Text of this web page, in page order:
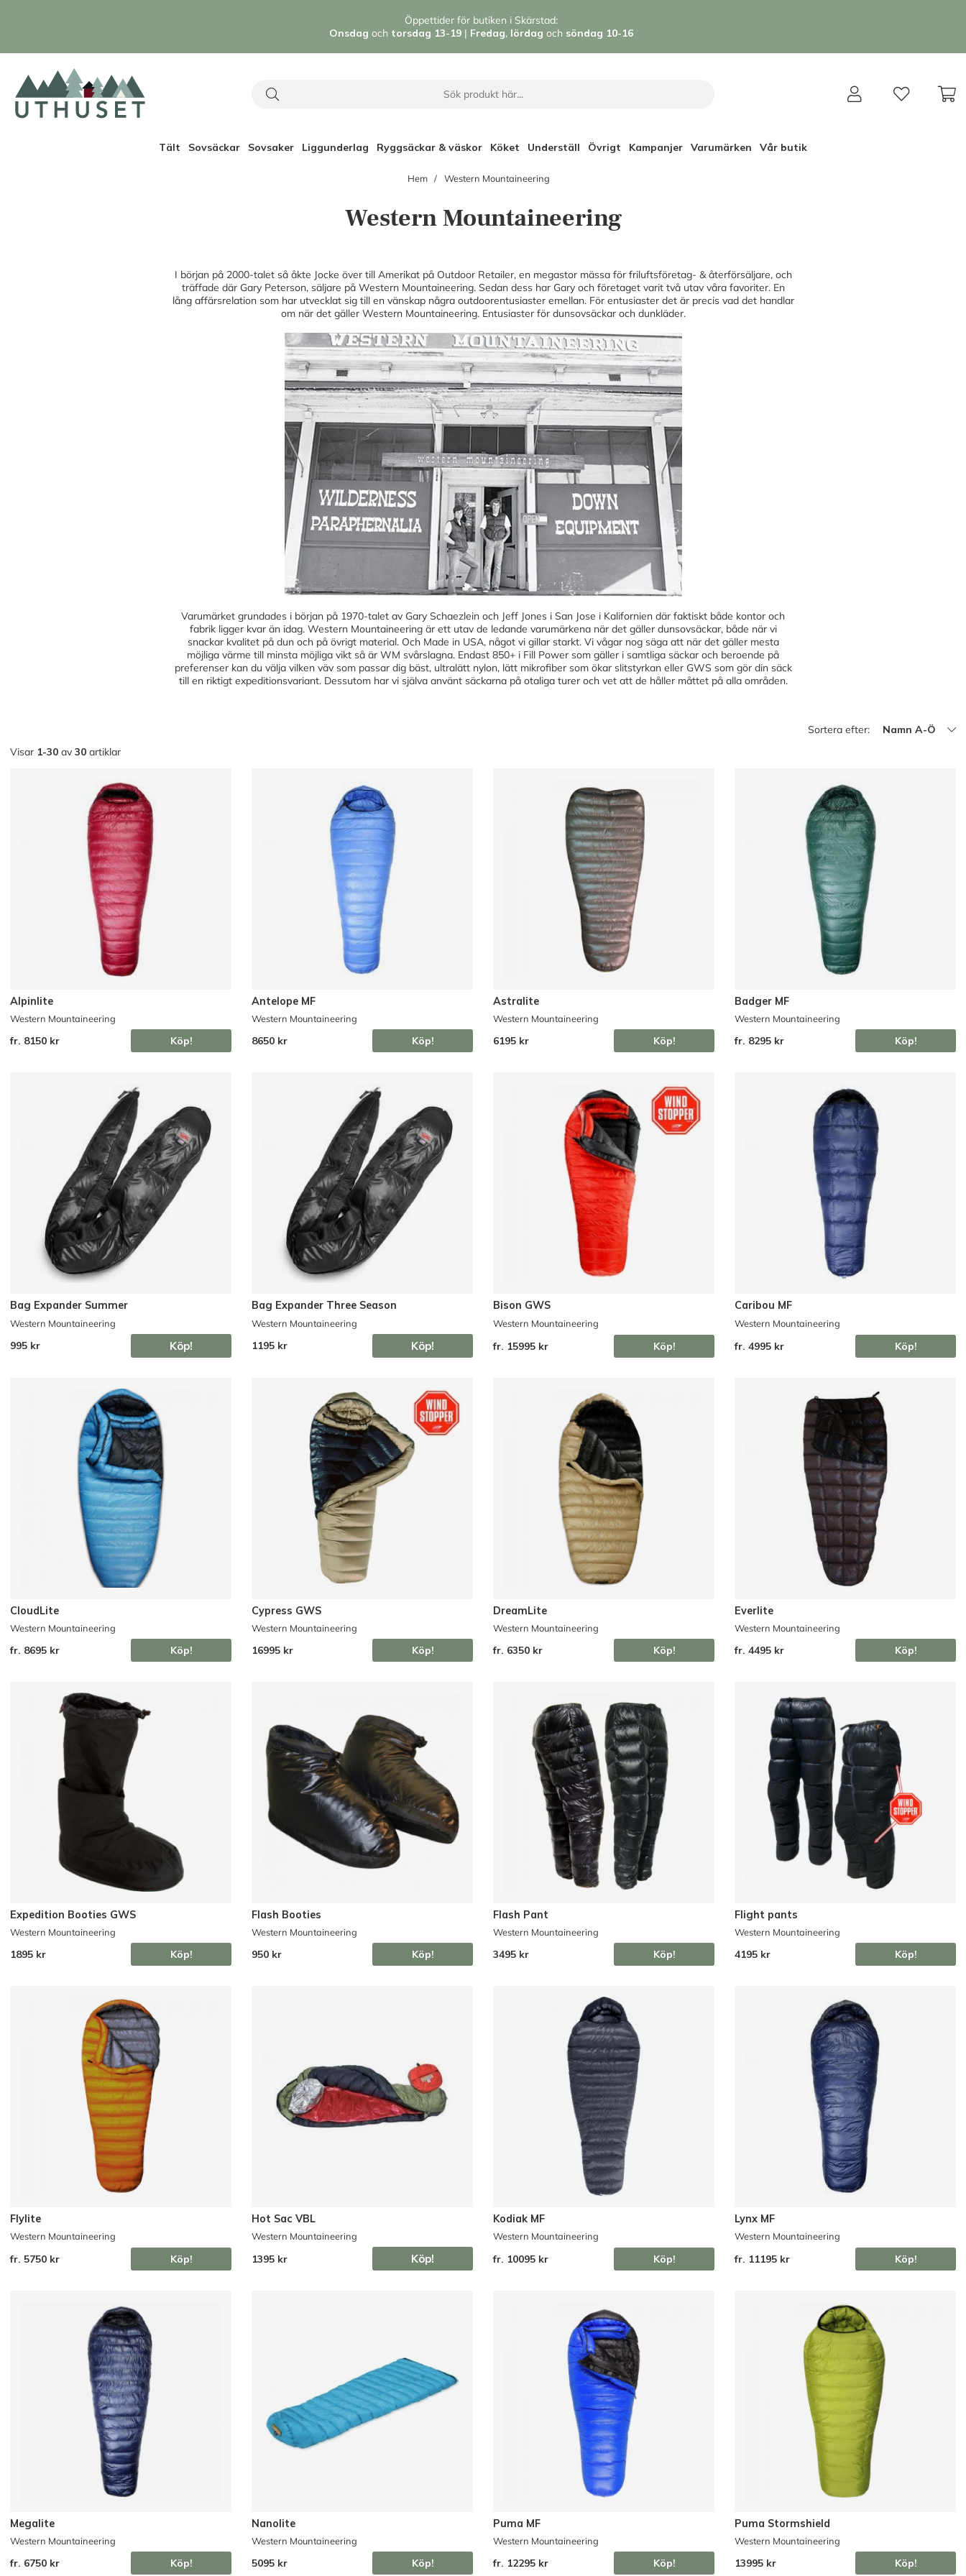
Öppettider för butiken i Skärstad:
Onsdag och torsdag 13-19 | Fredag, lördag och söndag 10-16
Tält Sovsäckar Sovsaker Liggunderlag Ryggsäckar & väskor Köket Underställ Övrigt Kampanjer Varumärken Vår butik
Hem Western Mountaineering
Western Mountaineering
I början på 2000-talet så åkte Jocke över till Amerikat på Outdoor Retailer, en megastor mässa för friluftsföretag- & återförsäljare, och
träffade där Gary Peterson, säljare på Western Mountaineering. Sedan dess har Gary och företaget varit två utav våra favoriter. En
lång affärsrelation som har utvecklat sig till en vänskap några outdoorentusiaster emellan. För entusiaster det är precis vad det handlar
om när det gäller Western Mountaineering. Entusiaster för dunsovsäckar och dunkläder.
Varumärket grundades i början på 1970-talet av Gary Schaezlein och Jeff Jones i San Jose i Kalifornien där faktiskt både kontor och
fabrik ligger kvar än idag. Western Mountaineering är ett utav de ledande varumärkena när det gäller dunsovsäckar, både när vi
snackar kvalitet på dun och på övrigt material. Och Made in USA, något vi gillar starkt. Vi vågar nog säga att när det gäller mesta
möjliga värme till minsta möjliga vikt så är WM svårslagna. Endast 850+ i Fill Power som gäller i samtliga säckar och beroende på
preferenser kan du välja vilken väv som passar dig bäst, ultralätt nylon, lätt mikrofiber som ökar slitstyrkan eller GWS som gör din säck
till en riktigt expeditionsvariant. Dessutom har vi själva använt säckarna på otaliga turer och vet att de håller måttet på alla områden.
Sortera efter:
Namn A-Ö
Visar 1-30 av 30 artiklar
Alpinlite
Western Mountaineering
fr. 8150 kr Köp!
Antelope MF
Western Mountaineering
8650 kr Köp!
Astralite
Western Mountaineering
6195 kr Köp!
Badger MF
Western Mountaineering
fr. 8295 kr Köp!
Bag Expander Summer
Western Mountaineering
995 kr Köp!
Bag Expander Three Season
Western Mountaineering
1195 kr Köp!
Bison GWS
Western Mountaineering
fr. 15995 kr Köp!
Caribou MF
Western Mountaineering
fr. 4995 kr Köp!
CloudLite
Western Mountaineering
fr. 8695 kr Köp!
Cypress GWS
Western Mountaineering
16995 kr Köp!
DreamLite
Western Mountaineering
fr. 6350 kr Köp!
Everlite
Western Mountaineering
fr. 4495 kr Köp!
Expedition Booties GWS
Western Mountaineering
1895 kr Köp!
Flash Booties
Western Mountaineering
950 kr Köp!
Flash Pant
Western Mountaineering
3495 kr Köp!
Flight pants
Western Mountaineering
4195 kr Köp!
Flylite
Western Mountaineering
fr. 5750 kr Köp!
Hot Sac VBL
Western Mountaineering
1395 kr Köp!
Kodiak MF
Western Mountaineering
fr. 10095 kr Köp!
Lynx MF
Western Mountaineering
fr. 11195 kr Köp!
Megalite
Western Mountaineering
fr. 6750 kr Köp!
Nanolite
Western Mountaineering
5095 kr Köp!
Puma MF
Western Mountaineering
fr. 12295 kr Köp!
Puma Stormshield
Western Mountaineering
13995 kr Köp!